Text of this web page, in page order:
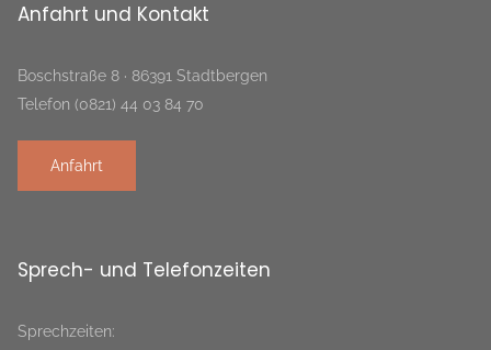
Anfahrt und Kontakt
Boschstraße 8 · 86391 Stadtbergen
Telefon (0821) 44 03 84 70
Anfahrt
Sprech- und Telefonzeiten
Sprechzeiten: